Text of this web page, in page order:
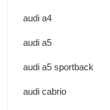
audi a4
audi a5
audi a5 sportback
audi cabrio